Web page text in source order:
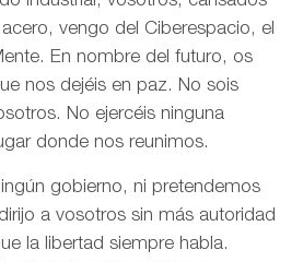
vengo del Ciberespacio, el
En nombre del futuro, os
nos dejéis en paz. No sois
No ejercéis ninguna
donde nos reunimos.
gobierno, ni pretendemos
a vosotros sin más autoridad
la libertad siempre habla.